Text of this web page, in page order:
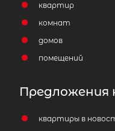
1-
улица
3 700 000 ₽
квартир
комнат
домов
помещений
Предложения
квартиры в